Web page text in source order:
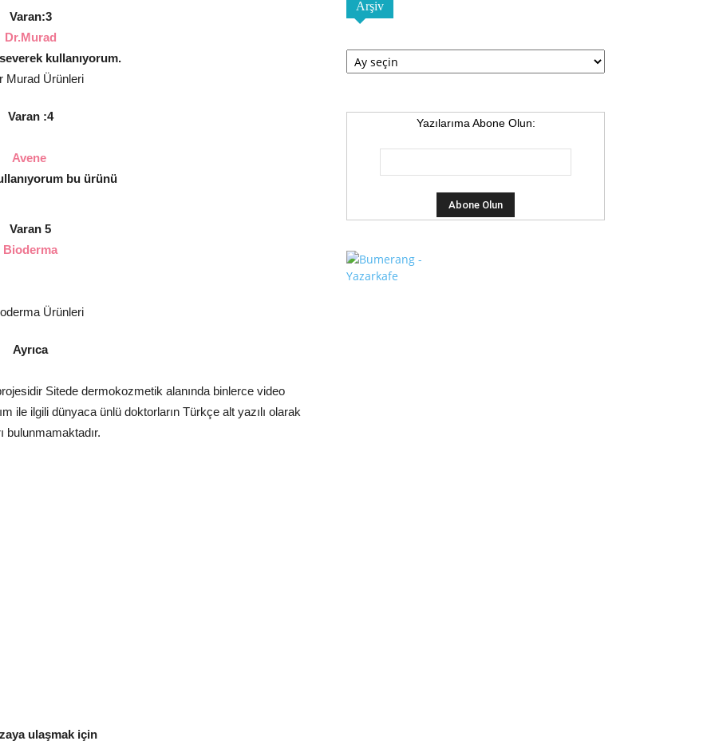
Varan:3
Dr.Murad
kullanıyorum.
Varan :4
Avene
bu ürünü
Varan 5
Bioderma
Ayrıca
Sitede dermokozmetik alanında binlerce video
ile ilgili dünyaca ünlü doktorların Türkçe alt yazılı olarak
bulunmamaktadır.
ulaşmak için
Arşiv
Arşiv
Yazılarıma Abone Olun: